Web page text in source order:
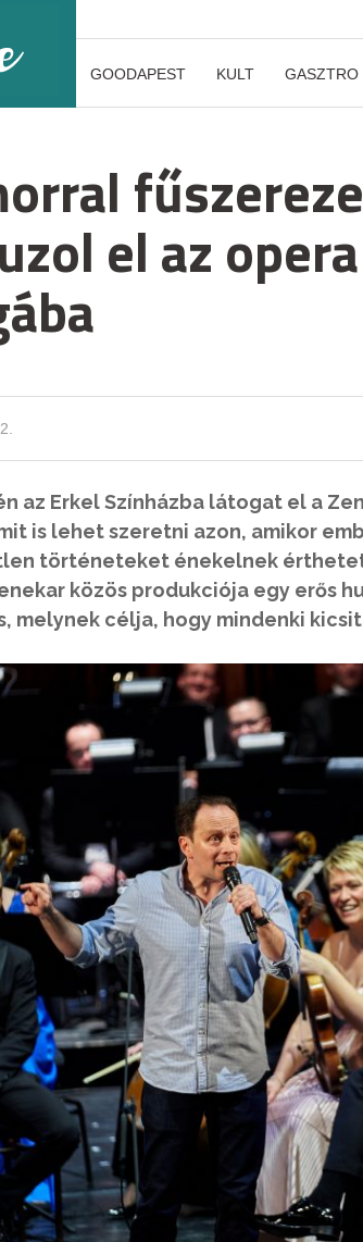
GOODAPEST KULT GASZTRO
el az
az Erkel Színházba látogat el a
is lehet szeretni azon, amikor
történeteket énekelnek
közös produkciója egy erős
melynek célja, hogy mindenki